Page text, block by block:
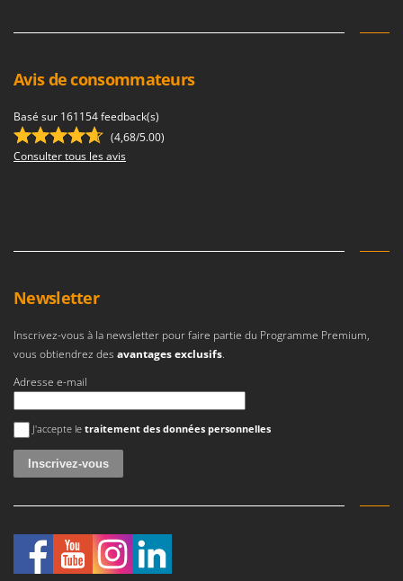
Volpi
W
Waldner
Weber
WIDU
Worx
Y Yard Force
Z
Zanon
Zephir
ZGrills
Zodiac
Zomax
Avis de consommateurs
Basé sur 161154 feedback(s)
(4,68/5.00)
Consulter tous les avis
Newsletter
Inscrivez-vous à la newsletter pour faire partie du Programme Premium,
vous obtiendrez des avantages exclusifs.
Adresse e-mail
Une erreur est survenue
J'accepte le traitement des données personnelles